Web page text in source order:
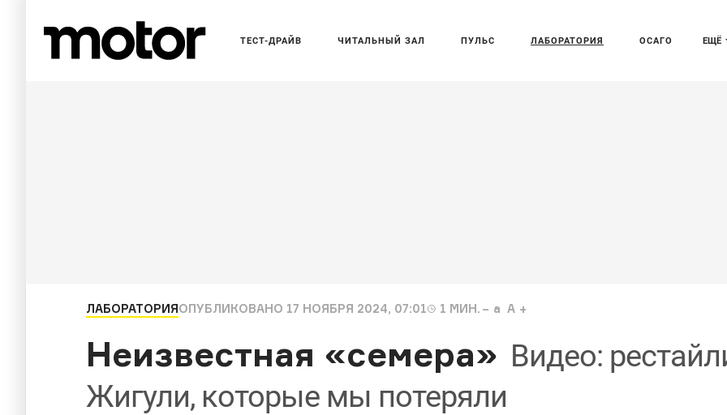
ЕЩЁ
ТЕСТ-ДРАЙВ ЧИТАЛЬНЫЙ ЗАЛ ПУЛЬС ЛАБОРАТОРИЯ ОСАГО
ЛАБОРАТОРИЯОПУБЛИКОВАНО 17 НОЯБРЯ 2024, 07:01 1 МИН. a A
Неизвестная «‎семера» Видео:
Жигули, которые мы потеряли